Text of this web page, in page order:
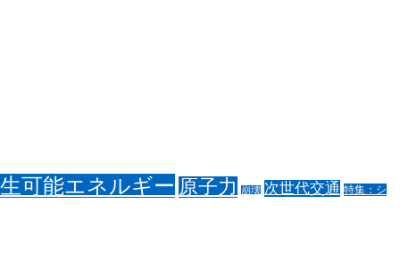
可能エネルギー 原子力 崩壊 次世代交通 特集：シ